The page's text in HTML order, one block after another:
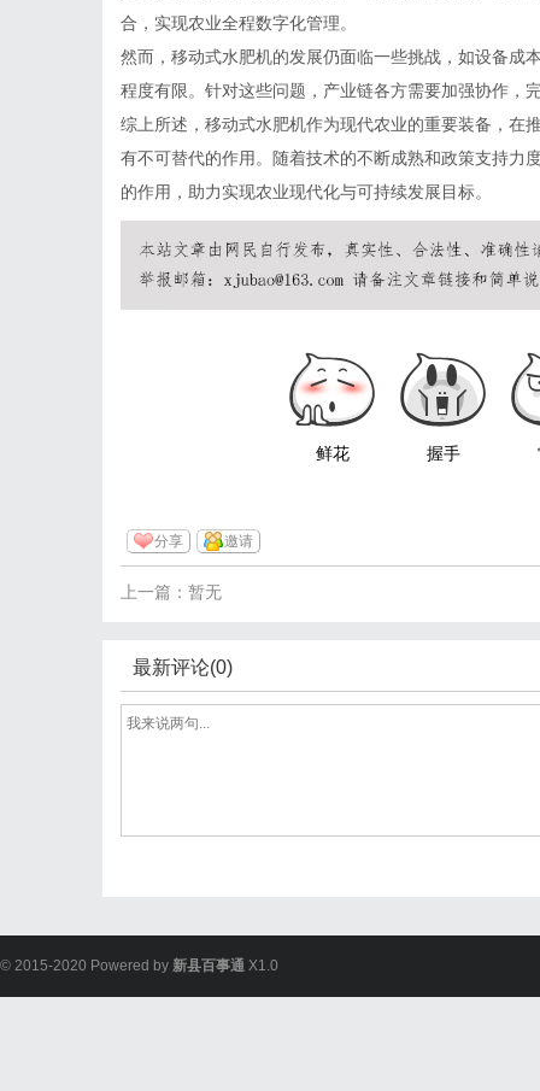
合，实现农业全程数字化管理。
然而，移动式水肥机的发展仍面临一些挑战，如设备成
程度有限。针对这些问题，产业链各方需要加强协作，
综上所述，移动式水肥机作为现代农业的重要装备，在
有不可替代的作用。随着技术的不断成熟和政策支持力
的作用，助力实现农业现代化与可持续发展目标。
鲜花 握手
分享 邀请
上一篇：暂无
最新评论(0)
© 2015-2020 Powered by 新县百事通 X1.0